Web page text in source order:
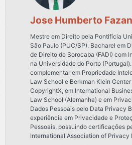
Jose Humberto
Mestre em Direito pela Pontifícia
São Paulo (PUC/SP). Bacharel em
de Direito de Sorocaba (FADI) com
na Universidade do Porto
complementar em Propriedade
Law School e Berkman Klein
CopyrightX, em International
Law School (Alemanha) e em
Dados Pessoais pelo Data Privacy
experiência em Privacidade e
Pessoais, possuindo certificações
International Association of Privacy